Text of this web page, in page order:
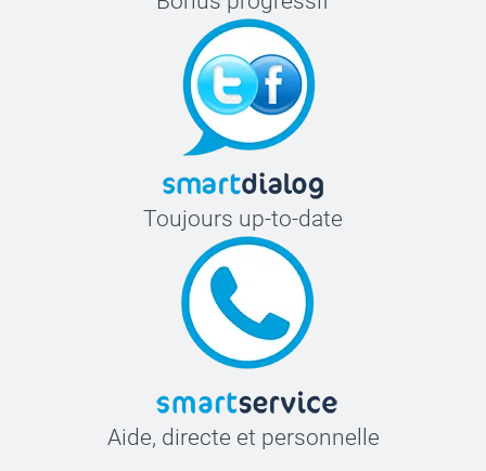
Toujours up-to-date
Aide, directe et personnelle